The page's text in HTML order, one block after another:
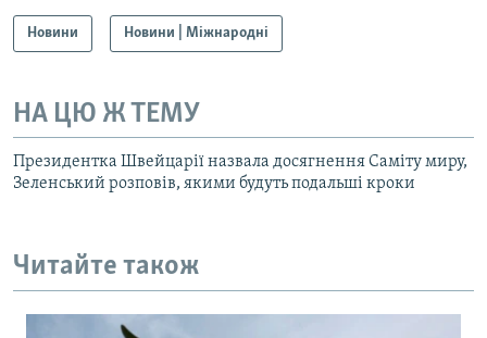
Новини Новини | Міжнародні
НА ЦЮ Ж ТЕМУ
Президентка Швейцарії назвала досягнення Саміту миру,
Зеленський розповів, якими будуть подальші кроки
Читайте також